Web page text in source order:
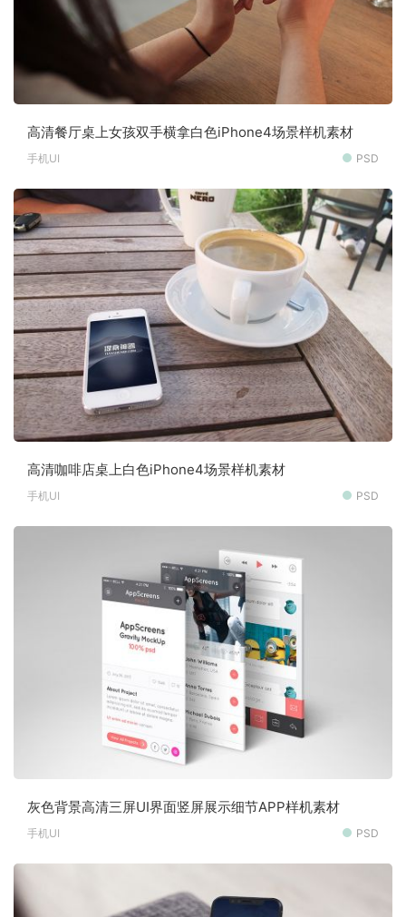
高清餐厅桌上女孩双手横拿白色iPhone4场景样机素材
手机UI PSD
高清咖啡店桌上白色iPhone4场景样机素材
手机UI PSD
灰色背景高清三屏UI界面竖屏展示细节APP样机素材
手机UI PSD